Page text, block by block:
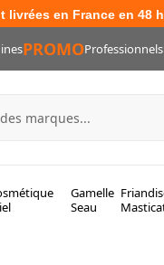
livrées en France en 48
PROMOProfessionnels
Gamelle
Seau